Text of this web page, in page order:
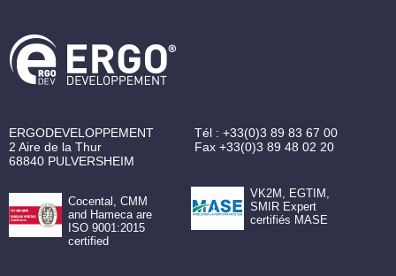
ERGODEVELOPPEMENT
2 Aire de la Thur
68840 PULVERSHEIM
Tél :+33(0)3 89 83 67 00
Fax+33(0)3 89 48 02 20
Cocental, CMM
and Hameca are
ISO 9001:2015
certified
VK2M, EGTIM,
SMIR Expert
certifiés MASE